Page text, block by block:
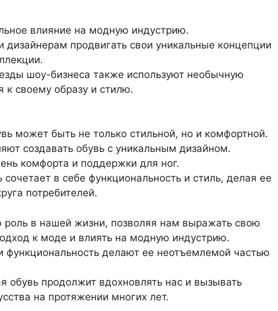
влияние на модную индустрию.
продвигать свои уникальные концепции
шоу-бизнеса также используют необычную
к своему образу и стилю.
может быть не только стильной, но и комфортной.
создавать обувь с уникальным дизайном.
комфорта и поддержки для ног.
в себе функциональность и стиль, делая ее
потребителей.
в нашей жизни, позволяя нам выражать свою
к моде и влиять на модную индустрию.
функциональность делают ее неотъемлемой частью
обувь продолжит вдохновлять нас и вызывать
на протяжении многих лет.